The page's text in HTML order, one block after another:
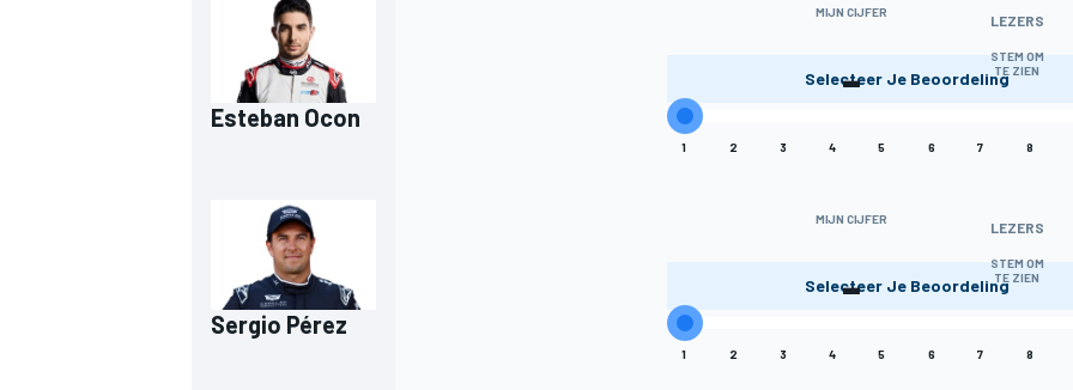
MEER RACEKLASSEN
Esteban Ocon
MIJN CIJFER
-
LEZERS
STEM OM
TE ZIEN
Selecteer Je Beoordeling
1 2 3 4 5 6 7 8
Sergio Pérez
MIJN CIJFER
-
LEZERS
STEM OM
TE ZIEN
Selecteer Je Beoordeling
1 2 3 4 5 6 7 8